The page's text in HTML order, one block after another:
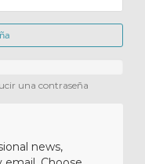
una contraseña
news,